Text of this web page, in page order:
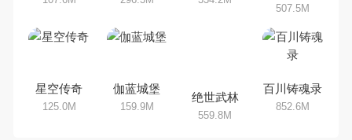
507.5M
星空传奇
125.0M
伽蓝城堡
159.9M
绝世武林
559.8M
百川铸魂录
852.6M